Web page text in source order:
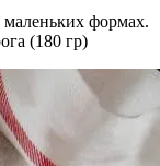
маленьких формах.
(180 гр)